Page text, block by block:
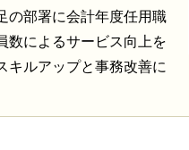
の部署に会計年度任用職
数によるサービス向上を
キルアップと事務改善に